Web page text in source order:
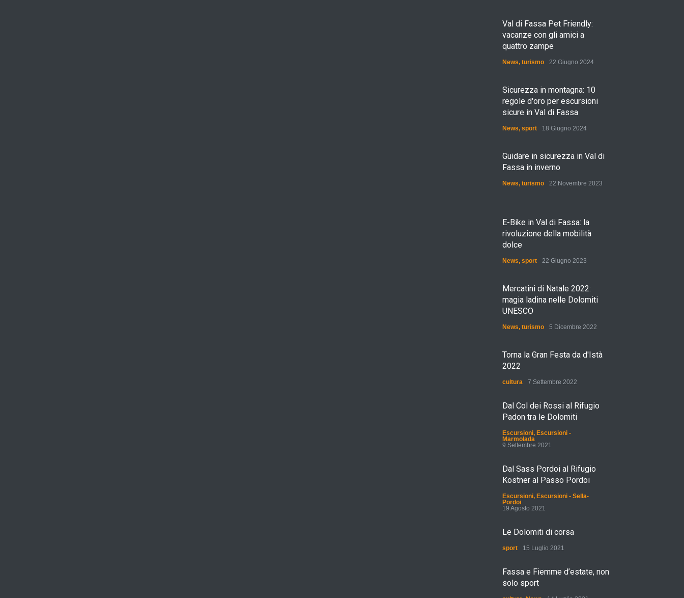
Val di Fassa Pet Friendly:
vacanze con gli amici a
quattro zampe
News, turismo 22 Giugno 2024
Sicurezza in montagna: 10
regole d'oro per escursioni
sicure in Val di Fassa
News, sport 18 Giugno 2024
Guidare in sicurezza in Val di
Fassa in inverno
News, turismo 22 Novembre 2023
E-Bike in Val di Fassa: la
rivoluzione della mobilità
dolce
News, sport 22 Giugno 2023
Mercatini di Natale 2022:
magia ladina nelle Dolomiti
UNESCO
News, turismo 5 Dicembre 2022
Torna la Gran Festa da d'Istà
2022
cultura 7 Settembre 2022
Dal Col dei Rossi al Rifugio
Padon tra le Dolomiti
Escursioni, Escursioni -
Marmolada
9 Settembre 2021
Dal Sass Pordoi al Rifugio
Kostner al Passo Pordoi
Escursioni, Escursioni - Sella-
Pordoi
19 Agosto 2021
Le Dolomiti di corsa
sport 15 Luglio 2021
Fassa e Fiemme d’estate, non
solo sport